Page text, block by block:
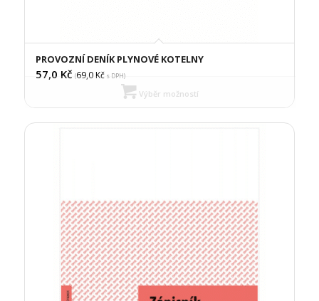
PROVOZNÍ DENÍK PLYNOVÉ KOTELNY
57,0 Kč (69,0Kčs DPH)
Výběr možností